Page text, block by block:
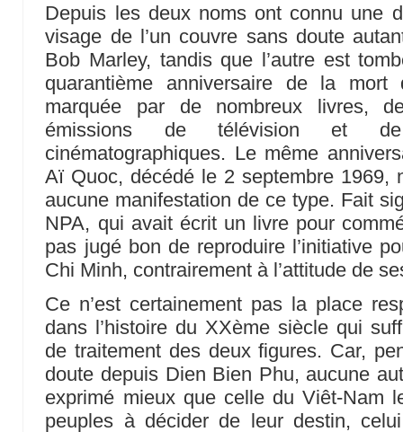
Depuis les deux noms ont connu une
visage de l’un couvre sans doute
Bob Marley, tandis que l’autre est
quarantième anniversaire de la mort
marquée par de nombreux livres,
émissions de télévision et de
cinématographiques. Le même
Aï Quoc, décédé le 2 septembre 1969,
aucune manifestation de ce type. Fait
NPA, qui avait écrit un livre pour
pas jugé bon de reproduire l’initiative
Chi Minh, contrairement à l’attitude de
Ce n’est certainement pas la place
dans l’histoire du XXème siècle qui
de traitement des deux figures. Car,
doute depuis Dien Bien Phu, aucune
exprimé mieux que celle du Viêt-Nam
peuples à décider de leur destin,